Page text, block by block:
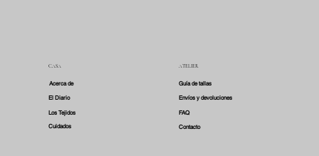
CASA
Acerca de
El Diario
Los Tejidos
Cuidados
ATELIER
Guía de tallas
Envíos y devoluciones
FAQ
Contacto